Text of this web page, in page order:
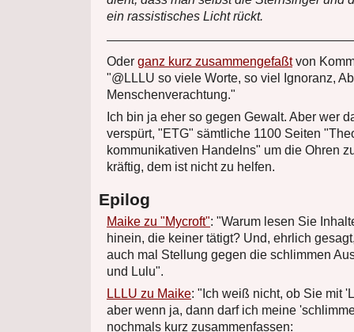
ein rassistisches Licht rückt.
Oder ganz kurz zusammengefaßtvon
"@LLLU so viele Worte, so viel Ignoranz,
Menschenverachtung."
Ich bin ja eher so gegen Gewalt. Aber wer
verspürt, "ETG" sämtliche 1100 Seiten
kommunikativen Handelns" um die Ohren
kräftig, dem ist nicht zu helfen.
Epilog
Maike zu "Mycroft": "Warum lesen Sie
hinein, die keiner tätigt? Und, ehrlich
auch mal Stellung gegen die schlimmen
und Lulu".
LLLU zu Maike: "Ich weiß nicht, ob Sie mit
aber wenn ja, dann darf ich meine
nochmals kurz zusammenfassen: